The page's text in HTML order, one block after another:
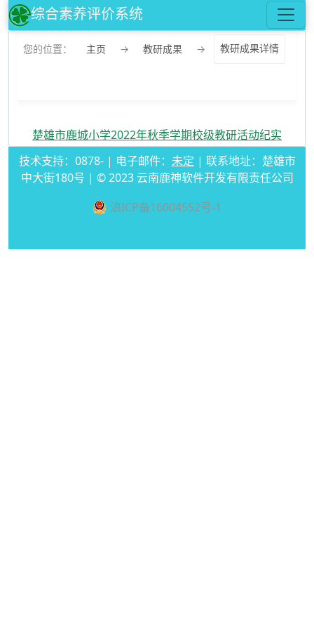
综合素养评价系统
您的位置： 主页 → 教研成果 → 教研成果详情
楚雄市鹿城小学2022年秋季学期校级教研活动纪实
技术支持：0878- | 电子邮件： 未定 | 联系地址：楚雄市
中大街180号 | © 2023 云南鹿神软件开发有限责任公司
滇ICP备16004552号-1